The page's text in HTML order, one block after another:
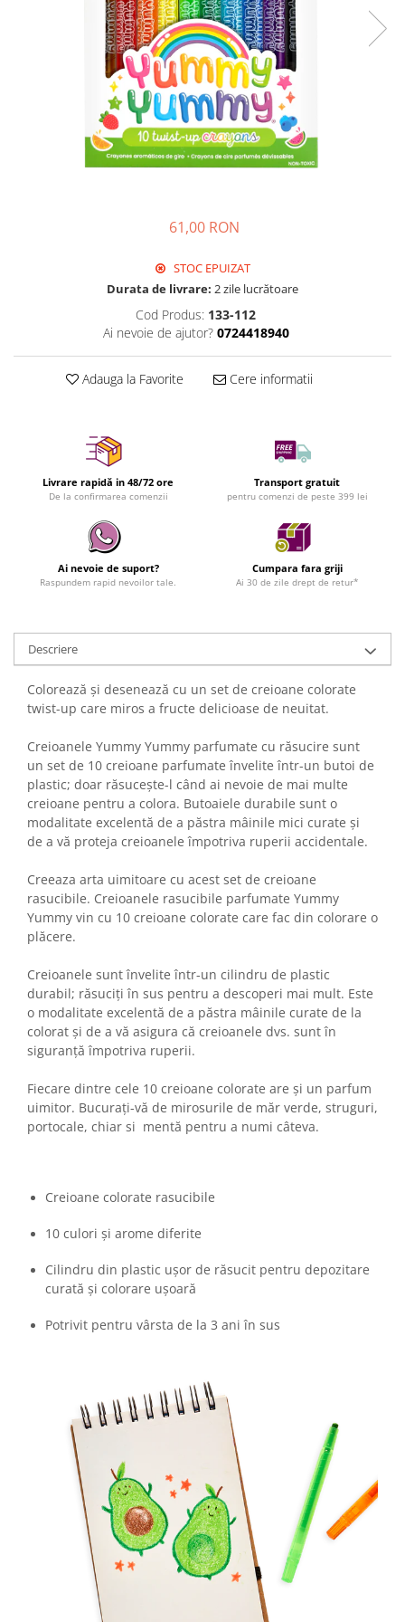
61,00 RON
STOC EPUIZAT
Durata de livrare: 2 zile lucrătoare
Cod Produs: 133-112
Ai nevoie de ajutor? 0724418940
Adauga la Favorite Cere informatii
Livrare rapidă in 48/72 ore
De la confirmarea comenzii
Transport gratuit
pentru comenzi de peste 399 lei
Ai nevoie de suport?
Raspundem rapid nevoilor tale.
Cumpara fara griji
Ai 30 de zile drept de retur*
Descriere
Colorează și desenează cu un set de creioane colorate
twist-up care miros a fructe delicioase de neuitat.
Creioanele Yummy Yummy parfumate cu răsucire sunt
un set de 10 creioane parfumate învelite într-un butoi de
plastic; doar răsucește-l când ai nevoie de mai multe
creioane pentru a colora. Butoaiele durabile sunt o
modalitate excelentă de a păstra mâinile mici curate și
de a vă proteja creioanele împotriva ruperii accidentale.
Creeaza arta uimitoare cu acest set de creioane
rasucibile. Creioanele rasucibile parfumate Yummy
Yummy vin cu 10 creioane colorate care fac din colorare o
plăcere.
Creioanele sunt învelite într-un cilindru de plastic
durabil; răsuciți în sus pentru a descoperi mai mult. Este
o modalitate excelentă de a păstra mâinile curate de la
colorat și de a vă asigura că creioanele dvs. sunt în
siguranță împotriva ruperii.
Fiecare dintre cele 10 creioane colorate are și un parfum
uimitor. Bucurați-vă de mirosurile de măr verde, struguri,
portocale, chiar si mentă pentru a numi câteva.
Creioane colorate rasucibile
10 culori și arome diferite
Cilindru din plastic ușor de răsucit pentru depozitare
curată și colorare ușoară
Potrivit pentru vârsta de la 3 ani în sus